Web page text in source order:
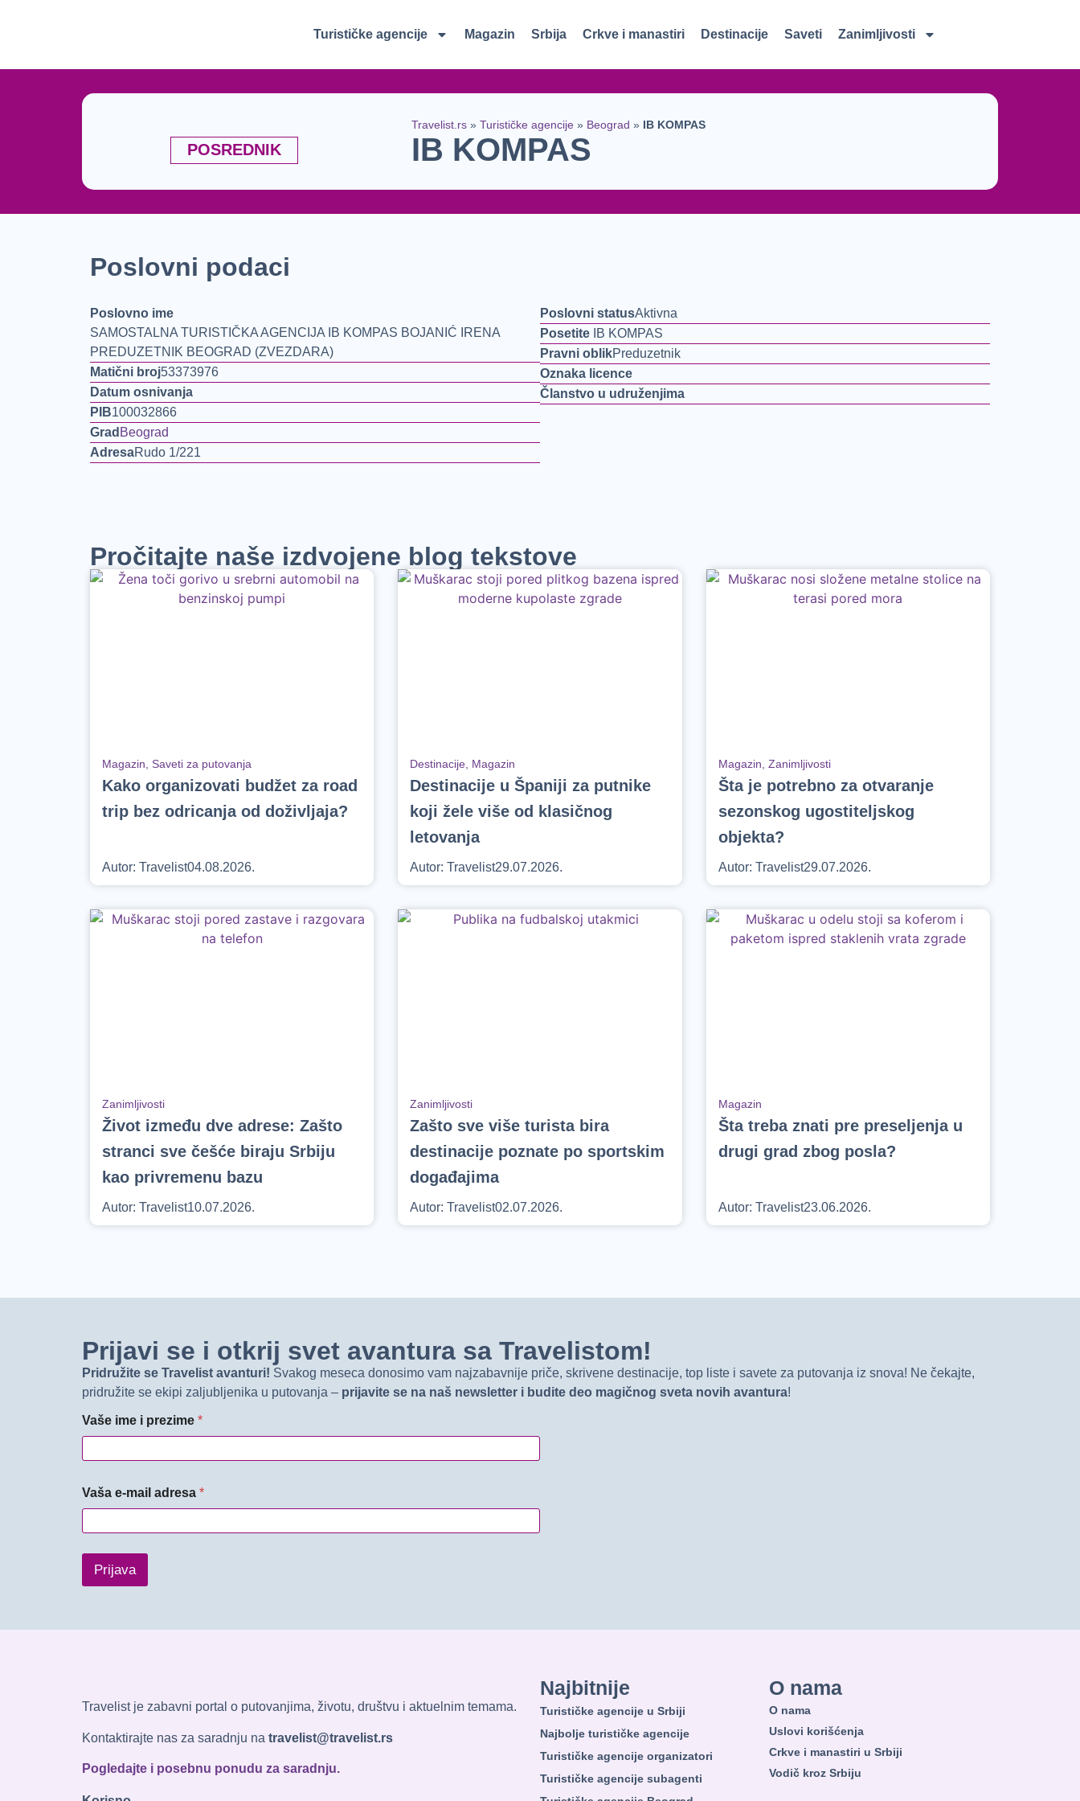
Turističke agencije Magazin Srbija Crkve i manastiri Destinacije Saveti Zanimljivosti
POSREDNIK
Travelist.rs» Turističke agencije» Beograd » IB KOMPAS
IB KOMPAS
Poslovni podaci
Poslovno ime
SAMOSTALNA TURISTIČKA AGENCIJA IB KOMPAS BOJANIĆ IRENA
PREDUZETNIK BEOGRAD (ZVEZDARA)
Matični broj53373976
Datum osnivanja
PIB100032866
Grad Beograd
AdresaRudo 1/221
Poslovni statusAktivna
Posetite IB KOMPAS
Pravni oblikPreduzetnik
Oznaka licence
Članstvo u udruženjima
Pročitajte naše izdvojene blog tekstove
Magazin Saveti za putovanja
Kako organizovati budžet za road
trip bez odricanja od doživljaja?
Autor: Travelist04.08.2026.
Destinacije Magazin
Destinacije u Španiji za putnike
koji žele više od klasičnog
letovanja
Autor: Travelist29.07.2026.
Magazin Zanimljivosti
Šta je potrebno za otvaranje
sezonskog ugostiteljskog
objekta?
Autor: Travelist29.07.2026.
Zanimljivosti
Život između dve adrese: Zašto
stranci sve češće biraju Srbiju
kao privremenu bazu
Autor: Travelist10.07.2026.
Zanimljivosti
Zašto sve više turista bira
destinacije poznate po sportskim
događajima
Autor: Travelist02.07.2026.
Magazin
Šta treba znati pre preseljenja u
drugi grad zbog posla?
Autor: Travelist23.06.2026.
Prijavi se i otkrij svet avantura sa Travelistom!
Pridružite se Travelist avanturi! Svakog meseca donosimo vam najzabavnije priče, skrivene destinacije, top liste i savete za putovanja iz snova! Ne čekajte,
pridružite se ekipi zaljubljenika u putovanja – prijavite se na naš newsletter i budite deo magičnog sveta novih avantura!
Vaše ime i prezime *
Vaša e-mail adresa *
Prijava
Travelist je zabavni portal o putovanjima, životu, društvu i aktuelnim temama.
Kontaktirajte nas za saradnju na travelist@travelist.rs
Pogledajte i posebnu ponudu za saradnju.
Najbitnije
Turističke agencije u Srbiji
Najbolje turističke agencije
Turističke agencije organizatori
Turističke agencije subagenti
O nama
O nama
Uslovi korišćenja
Crkve i manastiri u Srbiji
Vodič kroz Srbiju